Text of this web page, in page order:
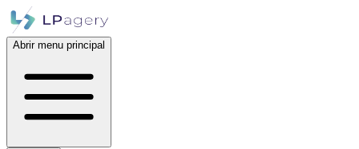
Abrir menu principal